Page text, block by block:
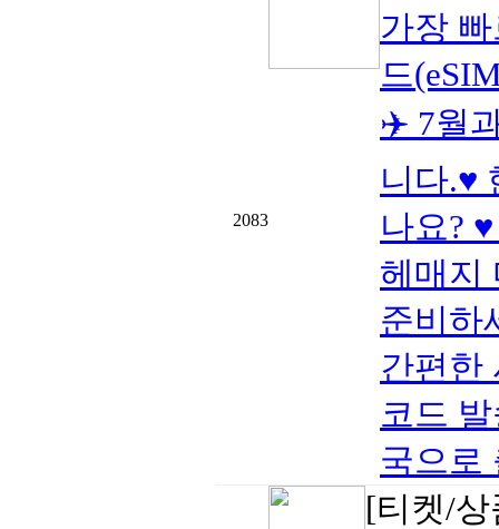
2083
가장
드
✈️ 7월
니다.♥
나요?
헤매지
준비하
간편한
코드
국으로
[티켓/